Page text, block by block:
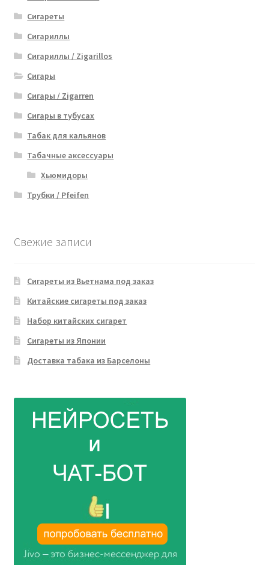
Сигареты
Сигариллы
Сигариллы / Zigarillos
Сигары
Сигары / Zigarren
Сигары в тубусах
Табак для кальянов
Табачные аксессуары
Хьюмидоры
Трубки / Pfeifen
Свежие записи
Сигареты из Вьетнама под заказ
Китайские сигареты под заказ
Набор китайских сигарет
Сигареты из Японии
Доставка табака из Барселоны